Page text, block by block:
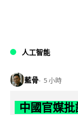
人工智能
藍骨 5 小時
中國官媒